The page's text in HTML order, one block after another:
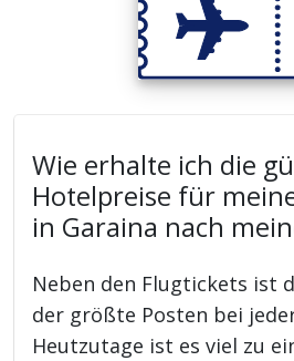
Wie erhalte ich die
Hotelpreise für
in Garaina nach
Neben den Flugtickets ist
der größte Posten bei
Heutzutage ist es viel zu